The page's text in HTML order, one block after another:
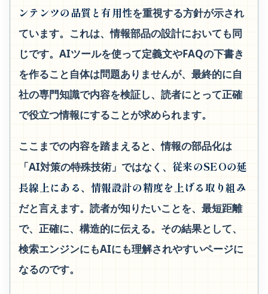
ンテンツの品質と有用性を重視する方針が示され
ています。これは、情報部品の設計においても同
じです。AIツールを使って定義文やFAQの下書き
を作ること自体は問題ありませんが、最終的に自
社の専門知識で内容を検証し、読者にとって正確
で役立つ情報にすることが求められます。
ここまでの内容を踏まえると、情報の部品化は
「AI対策の特殊技術」ではなく、 従来のSEOの延
長線上にある、情報設計の精度を上げる取り組み
だと言えます。読者が知りたいことを、最短距離
で、正確に、構造的に伝える。その結果として、
検索エンジンにもAIにも理解されやすいページに
なるのです。